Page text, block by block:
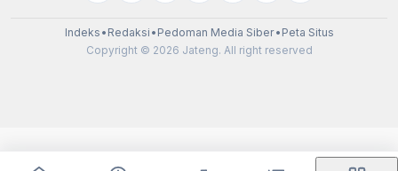
Indeks • Redaksi • Pedoman Media Siber• Peta Situs
Copyright © 2026 Jateng. All right reserved